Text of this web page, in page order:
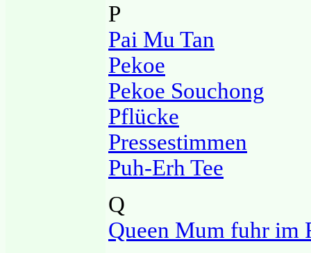
P
Pai Mu Tan
Pekoe
Pekoe Souchong
Pflücke
Pressestimmen
Puh-Erh Tee
Q
Queen Mum fuhr im